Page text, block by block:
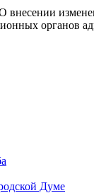
внесении
органов
Думе